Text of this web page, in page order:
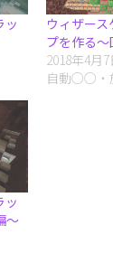
ッ
ウィザー
プを作る
2018年4月7
自動○○・
ッ
～